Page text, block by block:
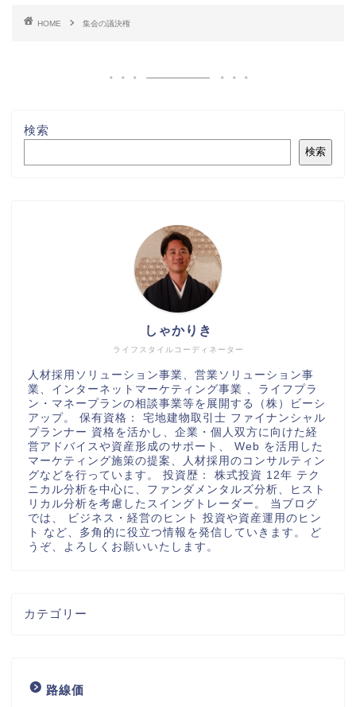
HOME 集会の議決権
検索
検索
ライフスタイルコーディネーター
しゃかりき
人材採用ソリューション事業、営業ソリューション事
業、インターネットマーケティング事業 、ライフプラ
ン・マネープランの相談事業等を展開する（株）ビーシ
アップ。 保有資格： 宅地建物取引士 ファイナンシャル
プランナー 資格を活かし、企業・個人双方に向けた経
営アドバイスや資産形成のサポート、 Web を活用した
マーケティング施策の提案、人材採用のコンサルティン
グなどを行っています。 投資歴： 株式投資 12年 テク
ニカル分析を中心に、ファンダメンタルズ分析、ヒスト
リカル分析を考慮したスイングトレーダー。 当ブログ
では、 ビジネス・経営のヒント 投資や資産運用のヒン
ト など、多角的に役立つ情報を発信していきます。 ど
うぞ、よろしくお願いいたします。
カテゴリー
路線価